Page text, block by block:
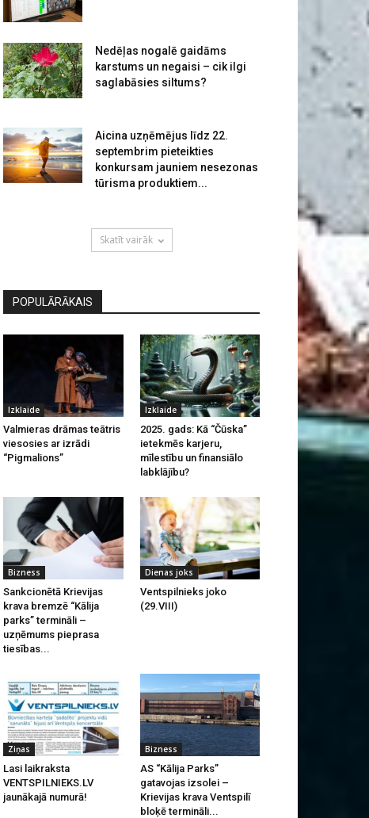
Nedēļas nogalē gaidāms
karstums un negaisi – cik ilgi
saglabāsies siltums?
Aicina uzņēmējus līdz 22.
septembrim pieteikties
konkursam jauniem nesezonas
tūrisma produktiem...
Skatīt vairāk
POPULĀRĀKAIS
Izklaide
Valmieras drāmas teātris
viesosies ar izrādi
“Pigmalions”
Izklaide
2025. gads: Kā “Čūska”
ietekmēs karjeru,
mīlestību un finansiālo
labklājību?
Bizness
Sankcionētā Krievijas
krava bremzē “Kālija
parks” termināli –
uzņēmums pieprasa
tiesības...
Dienas joks
Ventspilnieks joko
(29.VIII)
Ziņas
Lasi laikraksta
VENTSPILNIEKS.LV
jaunākajā numurā!
Bizness
AS “Kālija Parks”
gatavojas izsolei –
Krievijas krava Ventspilī
bloķē termināli...